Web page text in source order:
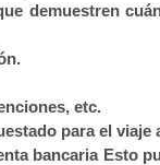
demuestren
etc.
para el viaje
bancaria Esto